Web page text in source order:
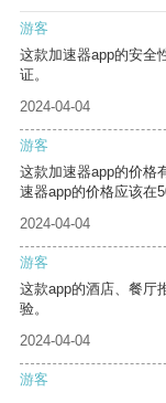
游客
这款加速器app的安全
证。
2024-04-04
游客
这款加速器app的价格
速器app的价格应该在
2024-04-04
游客
这款app的酒店、餐厅
验。
2024-04-04
游客